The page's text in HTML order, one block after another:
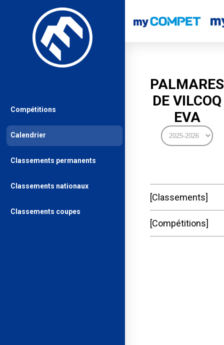
PALMARES
DE VILCOQ
EVA
Classements
Compétitions
Compétitions
Calendrier
Classements permanents
Classements nationaux
Classements coupes